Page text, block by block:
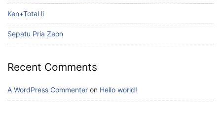
Ken+Total li
Sepatu Pria Zeon
Recent Comments
A WordPress Commenter on Hello world!